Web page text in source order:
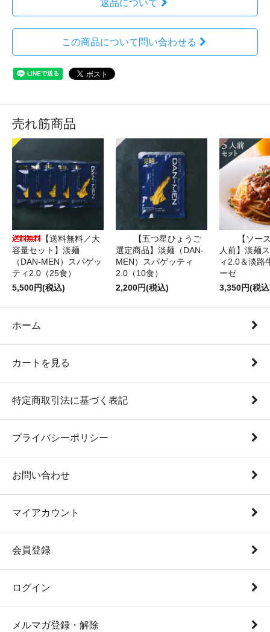
返品について
この商品について問い合わせる
売れ筋商品
【送料無料／大
容量セット】淡麺
（DAN-MEN）スパゲッ
ティ2.0（25食）
5,500円(税込)
【五つ星ひょうご
選定商品】淡麺（DAN-
MEN）スパゲッティ
2.0（10食）
2,200円(税込)
【ソー
人前】淡麺
ィ2.0＆淡路
ーゼ
3,350円(税
ホーム
カートを見る
特定商取引法に基づく表記
プライバシーポリシー
お問い合わせ
マイアカウント
会員登録
ログイン
メルマガ登録・解除